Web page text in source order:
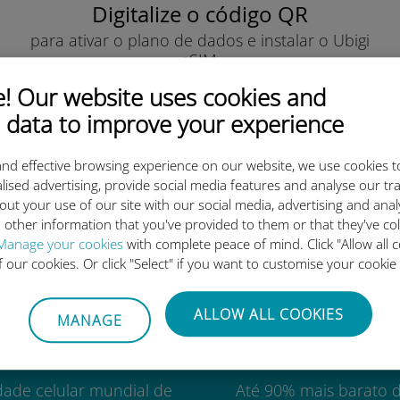
Our website uses cookies and
data to improve your experience
effective browsing experience on our website, we use cookies
advertising, provide social media features and analyse our
your use of our site with our social media, advertising and
other information that you've provided to them or that they've
your cookies with complete peace of mind. Click "Allow all
cookies. Or click "Select" if you want to customise your
MANAGE ALLOW ALL COOKIES
Digitalize o código QR
para ativar o plano de dados e instalar o Ubigi
eSIM.
eSIM internacional da Ubigi
celular mundial de
Até 90% mais barato